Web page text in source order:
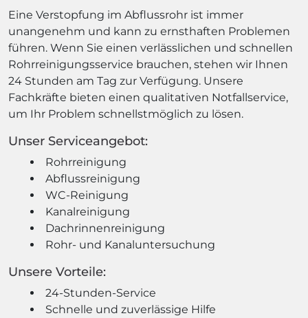
Eine Verstopfung im Abflussrohr ist immer
unangenehm und kann zu ernsthaften Problemen
führen. Wenn Sie einen verlässlichen und schnellen
Rohrreinigungsservice brauchen, stehen wir Ihnen
24 Stunden am Tag zur Verfügung. Unsere
Fachkräfte bieten einen qualitativen Notfallservice,
um Ihr Problem schnellstmöglich zu lösen.
Unser Serviceangebot:
Rohrreinigung
Abflussreinigung
WC-Reinigung
Kanalreinigung
Dachrinnenreinigung
Rohr- und Kanaluntersuchung
Unsere Vorteile:
24-Stunden-Service
Schnelle und zuverlässige Hilfe